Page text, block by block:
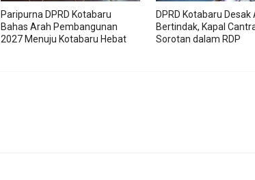
Paripurna DPRD Kotabaru
Bahas Arah Pembangunan
2027 Menuju Kotabaru Hebat
DPRD Kotabaru
Bertindak, Kapal
Sorotan dalam RDP